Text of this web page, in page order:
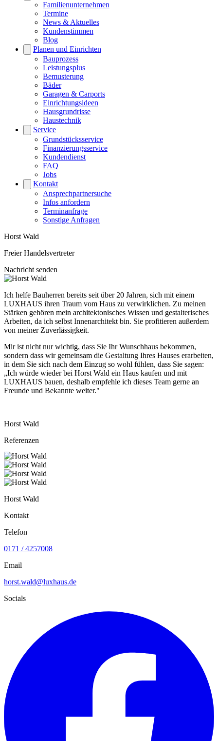
Familienunternehmen
Termine
News & Aktuelles
Kundenstimmen
Blog
Planen und Einrichten
Bauprozess
Leistungsplus
Bemusterung
Bäder
Garagen & Carports
Einrichtungsideen
Hausgrundrisse
Haustechnik
Service
Grundstücksservice
Finanzierungsservice
Kundendienst
FAQ
Jobs
Kontakt
Ansprechpartnersuche
Infos anfordern
Terminanfrage
Sonstige Anfragen
Horst Wald
Freier Handelsvertreter
Nachricht senden
Ich helfe Bauherren bereits seit über 20 Jahren, sich mit einem
LUXHAUS ihren Traum vom Haus zu verwirklichen. Zu meinen
Stärken gehören mein architektonisches Wissen und gestalterisches
Arbeiten, da ich selbst Innenarchitekt bin. Sie profitieren außerdem
von meiner Zuverlässigkeit.
Mir ist nicht nur wichtig, dass Sie Ihr Wunschhaus bekommen,
sondern dass wir gemeinsam die Gestaltung Ihres Hauses erarbeiten,
in dem Sie sich nach dem Einzug so wohl fühlen, dass Sie sagen:
„Ich würde wieder bei Horst Wald ein Haus kaufen und mit
LUXHAUS bauen, deshalb empfehle ich dieses Team gerne an
Freunde und Bekannte weiter."
Horst Wald
Referenzen
Horst Wald
Kontakt
Telefon
0171 / 4257008
Email
horst.wald@luxhaus.de
Socials